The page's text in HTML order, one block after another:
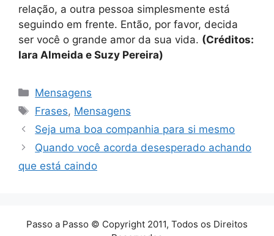
relação, a outra pessoa simplesmente está
seguindo em frente. Então, por favor, decida
ser você o grande amor da sua vida. (Créditos:
Iara Almeida e Suzy Pereira)
Categorias
Mensagens
Tags
Frases, Mensagens
Seja uma boa companhia para si mesmo
Quando você acorda desesperado achando
que está caindo
Passo a Passo © Copyright 2011, Todos os Direitos